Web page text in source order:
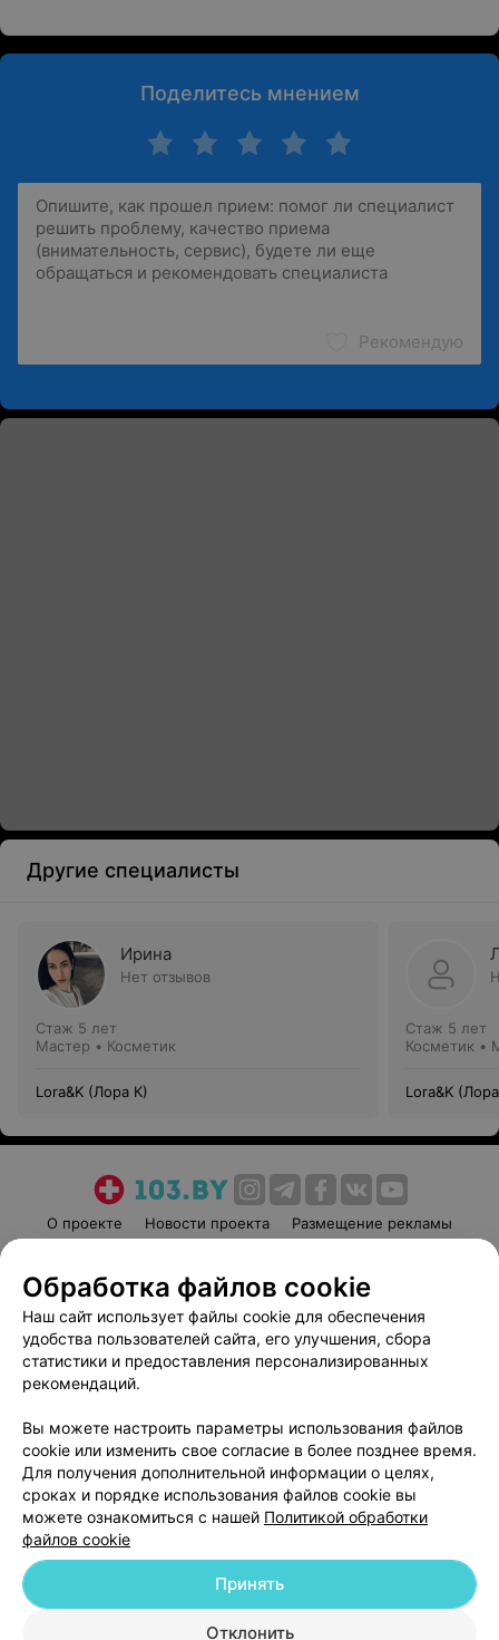
Поделитесь мнением
Рекомендую
Другие специалисты
Ирина
Нет отзывов
Стаж 5 лет
Мастер • Косметик
Lora&K (Лора К)
Стаж 5 лет
Косметик •
Lora&K
О проекте Новости проекта
Размещение рекламы
Пользовательское соглашение
Способы оплаты
Вакансии
Партнеры
Написать руководителю 103.by
Обработка персональных данных
© 2026 ООО «Артокс Лаб», УНП 191700409
| 220012, Республика Беларусь,
Обработка файлов cookie
Наш сайт использует файлы cookie для обеспечения
удобства пользователей сайта, его улучшения, сбора
статистики и предоставления персонализированных
рекомендаций.
Вы можете настроить параметры использования файлов
cookie или изменить свое согласие в более позднее время.
Для получения дополнительной информации о целях,
сроках и порядке использования файлов cookie вы
можете ознакомиться с нашей Политикой обработки
файлов cookie
Отклонить
Принять